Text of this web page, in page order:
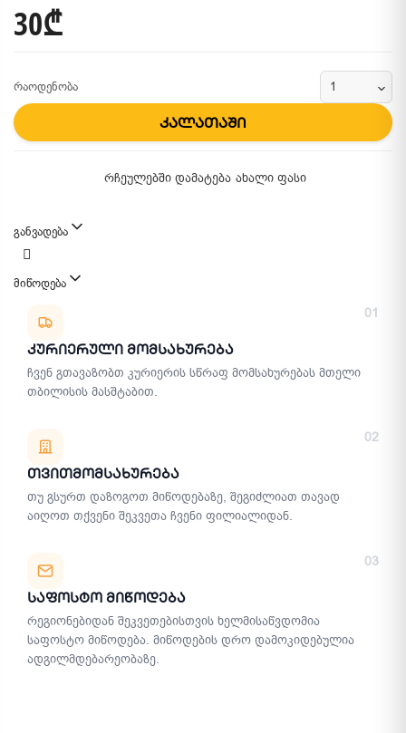
30₾
რაოდენობა
კალათაში
რჩეულებში დამატება ახალი ფასი
განვადება
მიწოდება
01
Კურიერული Მომსახურება
ჩვენ გთავაზობთ კურიერის სწრაფ მომსახურებას მთელი
თბილისის მასშტაბით.
02
Თვითმომსახურება
თუ გსურთ დაზოგოთ მიწოდებაზე, შეგიძლიათ თავად
აიღოთ თქვენი შეკვეთა ჩვენი ფილიალიდან.
03
Საფოსტო Მიწოდება
რეგიონებიდან შეკვეთებისთვის ხელმისაწვდომია
საფოსტო მიწოდება. მიწოდების დრო დამოკიდებულია
ადგილმდებარეობაზე.